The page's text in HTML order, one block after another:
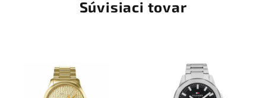
Súvisiaci tovar